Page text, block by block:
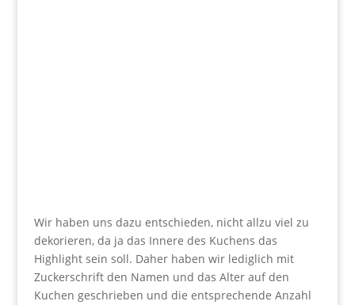
Wir haben uns dazu entschieden, nicht allzu viel zu
dekorieren, da ja das Innere des Kuchens das
Highlight sein soll. Daher haben wir lediglich mit
Zuckerschrift den Namen und das Alter auf den
Kuchen geschrieben und die entsprechende Anzahl